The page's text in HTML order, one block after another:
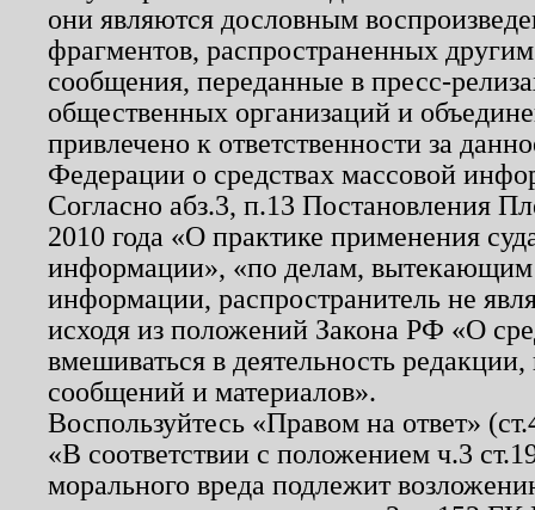
они являются дословным
фрагментов, распространенных
сообщения, переданные в пресс-
общественных организаций и
привлечено к ответственности за
Федерации о средствах массовой
Согласно абз.3, п.13 Постановления
2010 года «О практике применения
информации», «по делам, вытекающим
информации, распространитель не
исходя из положений Закона РФ «О
вмешиваться в деятельность
сообщений и материалов».
Воспользуйтесь «Правом на ответ»
«В соответствии с положением ч.3
морального вреда подлежит